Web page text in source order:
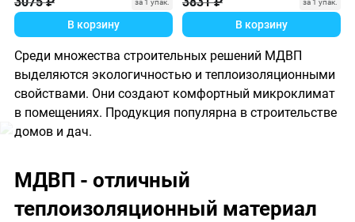
за 1 упак.
В корзину
за 1 упак.
В корзину
Среди множества строительных решений МДВП
выделяются экологичностью и теплоизоляционными
свойствами. Они создают комфортный микроклимат
в помещениях. Продукция популярна в строительстве
домов и дач.
МДВП - отличный
теплоизоляционный материал